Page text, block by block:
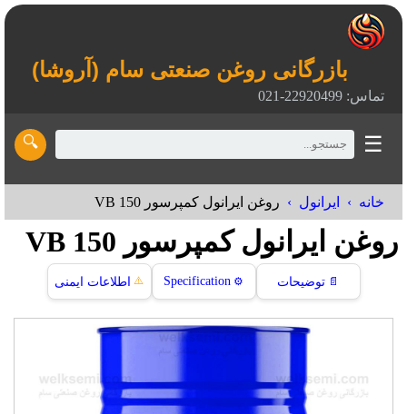
بازرگانی روغن صنعتی سام (آروشا)
تماس: 22920499-021
☰
🔍
خانه ایرانول روغن ایرانول کمپرسور VB 150
روغن ایرانول کمپرسور VB 150
📄 توضیحات ⚙️
Specification
⚠️ اطلاعات ایمنی